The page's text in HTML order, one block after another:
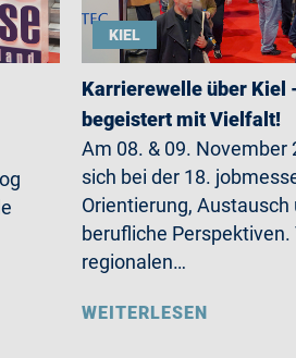
KIEL
Karrierewelle über Kiel
begeistert mit Vielfalt!
Am 08. & 09. November
sich bei der 18.
Orientierung, Austausch
berufliche Perspektiven.
regionalen…
WEITERLESEN